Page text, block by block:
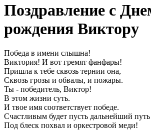
Поздравление с
рождения Виктору
Победа в имени слышна!
Виктория! И вот гремят фанфары!
Пришла к тебе сквозь тернии она,
Сквозь грозы и обвалы, и пожары.
Ты - победитель, Виктор!
В этом жизни суть.
И твое имя соответствует победе.
Счастливым будет пусть дальнейший путь
Под блеск похвал и оркестровой меди!